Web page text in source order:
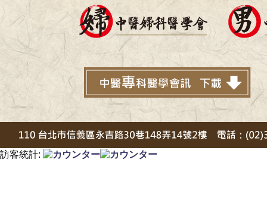
訪客統計: